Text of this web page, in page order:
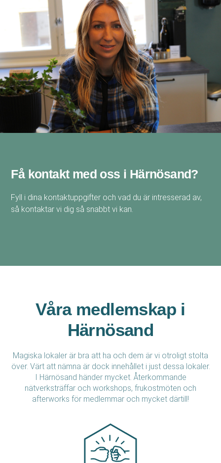
Få kontakt med oss i Härnösand?
Fyll i dina kontaktuppgifter och vad du är intresserad av,
så kontaktar vi dig så snabbt vi kan.
Våra medlemskap i
Härnösand
Magiska lokaler är bra att ha och dem är vi otroligt stolta
över. Värt att nämna är dock innehållet i just dessa lokaler.
I Härnösand händer mycket. Återkommande
nätverksträffar och workshops, frukostmöten och
afterworks för medlemmar och mycket därtill!